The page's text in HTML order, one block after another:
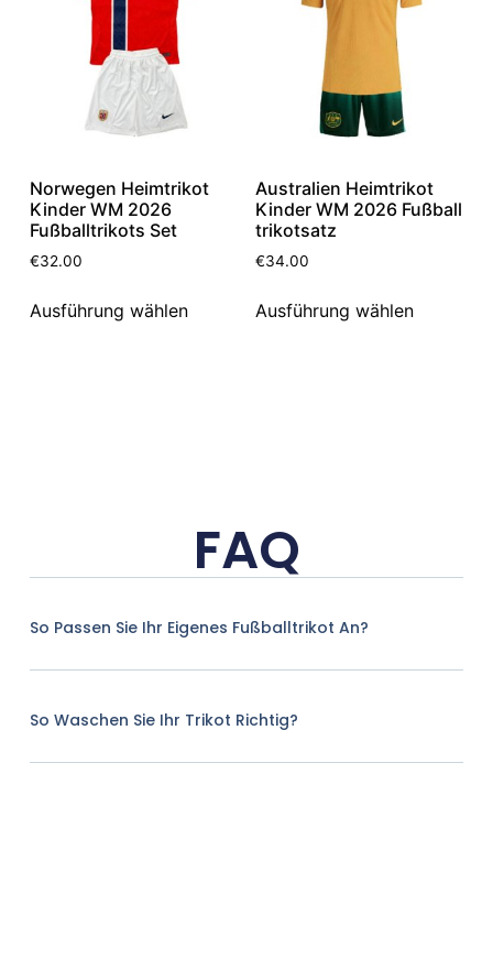
Norwegen Heimtrikot
Kinder WM 2026
Fußballtrikots Set
€32.00
Ausführung wählen
Australien Heimtrikot
Kinder WM 2026 Fußball
trikotsatz
€34.00
Ausführung wählen
FAQ
So Passen Sie Ihr Eigenes Fußballtrikot An?
So Waschen Sie Ihr Trikot Richtig?